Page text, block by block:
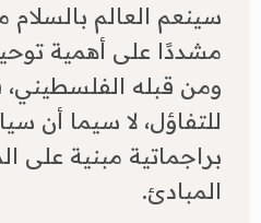
سينعم العالم
مشددًا على أهمية
ومن قبله الفلسطيني،
للتفاؤل، لا سيما أن
براجماتية مبنية على
المبادئ.